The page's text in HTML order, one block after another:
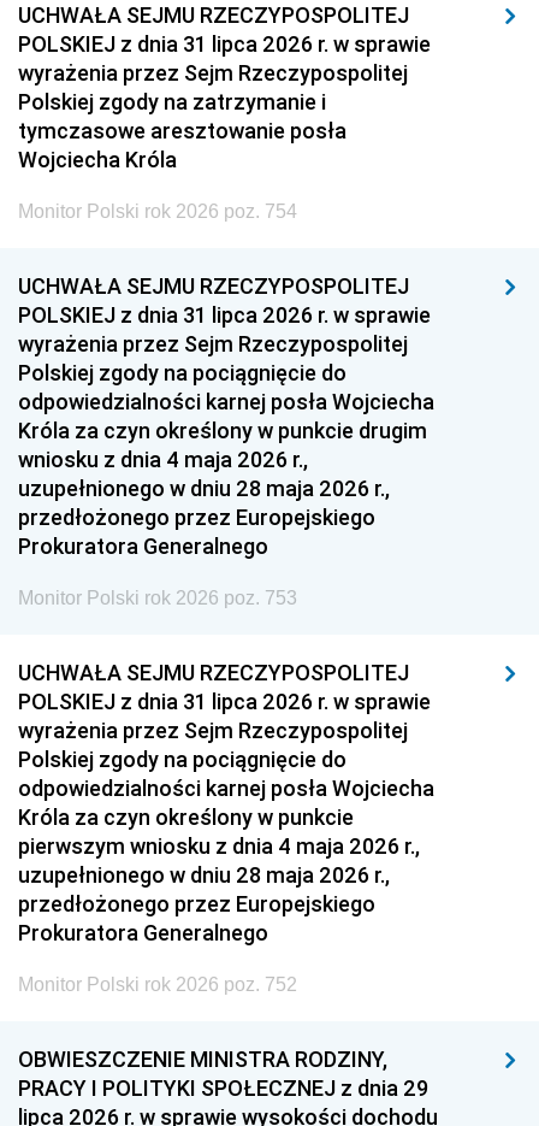
UCHWAŁA SEJMU RZECZYPOSPOLITEJ
POLSKIEJ z dnia 31 lipca 2026 r. w sprawie
wyrażenia przez Sejm Rzeczypospolitej
Polskiej zgody na zatrzymanie i
tymczasowe aresztowanie posła
Wojciecha Króla
Monitor Polski rok 2026 poz. 754
UCHWAŁA SEJMU RZECZYPOSPOLITEJ
POLSKIEJ z dnia 31 lipca 2026 r. w sprawie
wyrażenia przez Sejm Rzeczypospolitej
Polskiej zgody na pociągnięcie do
odpowiedzialności karnej posła Wojciecha
Króla za czyn określony w punkcie drugim
wniosku z dnia 4 maja 2026 r.,
uzupełnionego w dniu 28 maja 2026 r.,
przedłożonego przez Europejskiego
Prokuratora Generalnego
Monitor Polski rok 2026 poz. 753
UCHWAŁA SEJMU RZECZYPOSPOLITEJ
POLSKIEJ z dnia 31 lipca 2026 r. w sprawie
wyrażenia przez Sejm Rzeczypospolitej
Polskiej zgody na pociągnięcie do
odpowiedzialności karnej posła Wojciecha
Króla za czyn określony w punkcie
pierwszym wniosku z dnia 4 maja 2026 r.,
uzupełnionego w dniu 28 maja 2026 r.,
przedłożonego przez Europejskiego
Prokuratora Generalnego
Monitor Polski rok 2026 poz. 752
OBWIESZCZENIE MINISTRA RODZINY,
PRACY I POLITYKI SPOŁECZNEJ z dnia 29
lipca 2026 r. w sprawie wysokości dochodu